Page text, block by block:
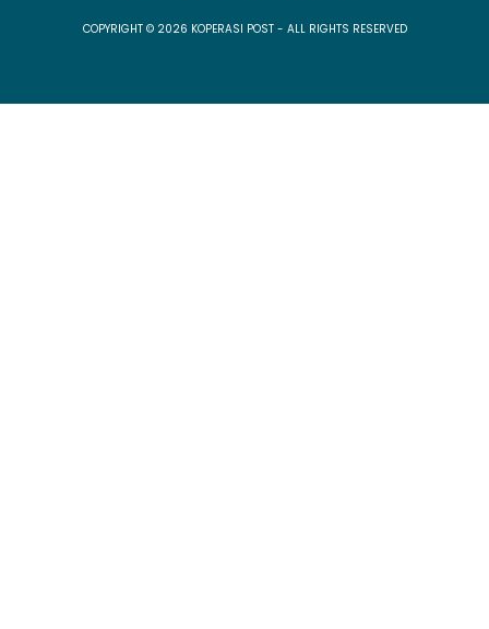
COPYRIGHT © 2026 KOPERASI POST - ALL RIGHTS RESERVED